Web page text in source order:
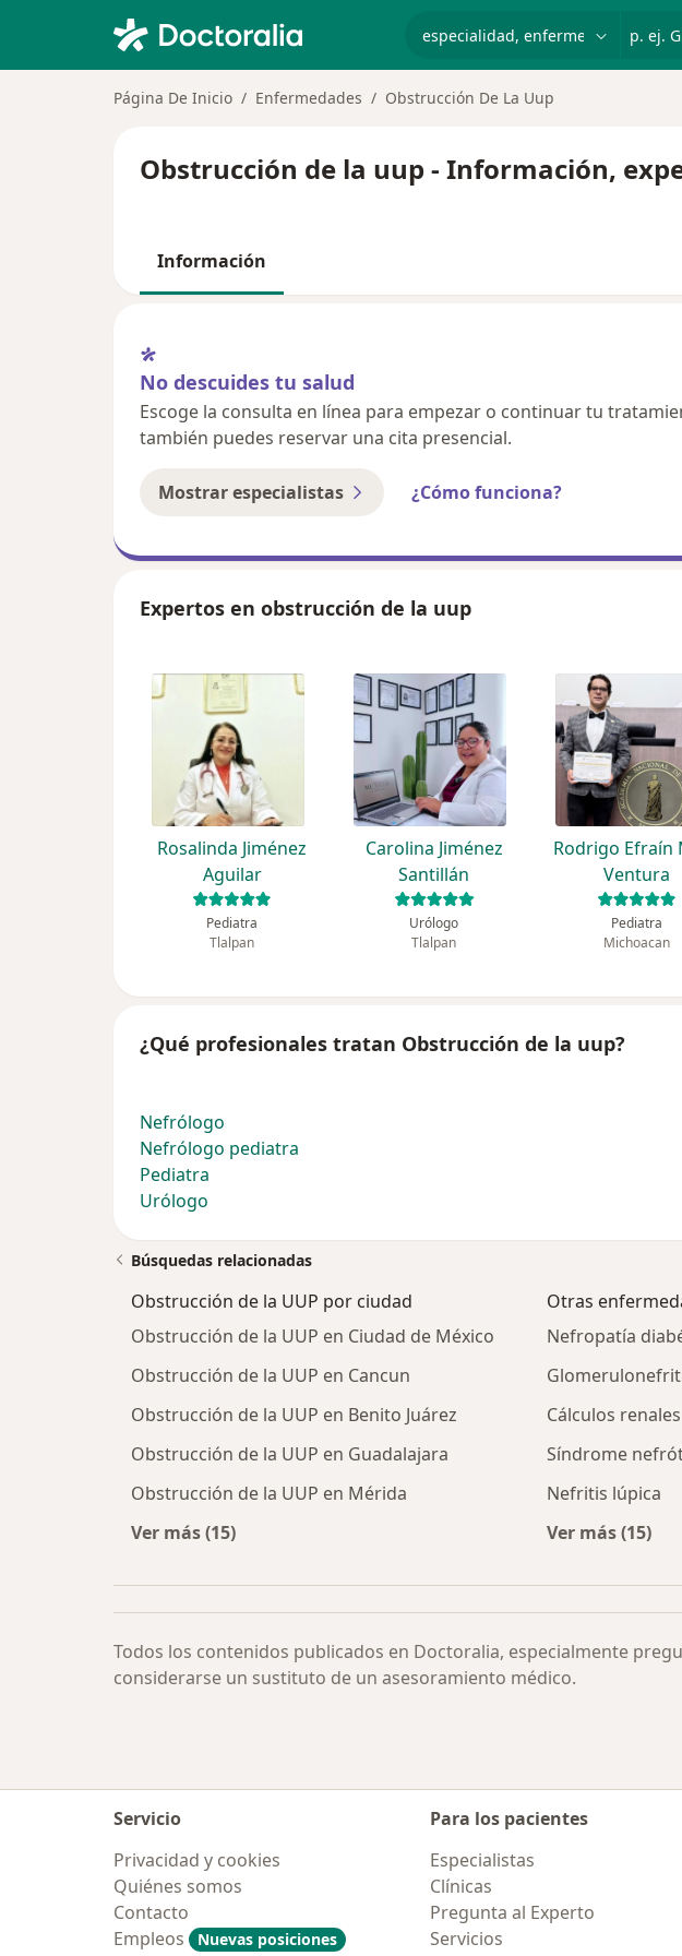
Página De Inicio Enfermedades Obstrucción De La Uup
Obstrucción de la uup - Información,
Información
No descuides tu salud
Escoge la consulta en línea para empezar o continuar tu
también puedes reservar una cita presencial.
Mostrar especialistas ¿Cómo funciona?
Expertos en obstrucción de la uup
Rosalinda Jiménez
Aguilar
Pediatra
Tlalpan
Carolina Jiménez
Santillán
Urólogo
Tlalpan
Rodrigo Efraín
Ventura
Pediatra
Michoacan
¿Qué profesionales tratan Obstrucción de la uup?
Nefrólogo
Nefrólogo pediatra
Pediatra
Urólogo
Búsquedas relacionadas
Obstrucción de la UUP por ciudad
Obstrucción de la UUP en Ciudad de México
Obstrucción de la UUP en Cancun
Obstrucción de la UUP en Benito Juárez
Obstrucción de la UUP en Guadalajara
Obstrucción de la UUP en Mérida
Ver más (15)
Otras
Nefropatía
Cálculos renales
Síndrome
Nefritis lúpica
Ver más (15)
Todos los contenidos publicados en Doctoralia, especialmente
considerarse un sustituto de un asesoramiento médico.
Servicio
Privacidad y cookies
Quiénes somos
Contacto
Empleos
Nuevas posiciones
Para los pacientes
Especialistas
Clínicas
Pregunta al Experto
Servicios